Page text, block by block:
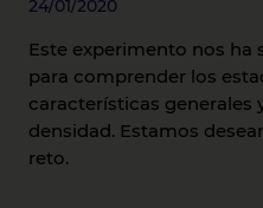
24/01/2020
Este experimento nos ha
para comprender los
características generales
densidad. Estamos
reto.